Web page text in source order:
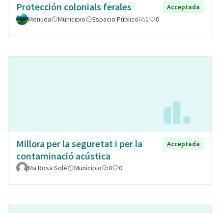
Protección colonials ferales
Acceptada
Menuda
Municipio Espacio Público 1 0
Millora per la seguretat i per la
contaminació acústica
Acceptada
Ma Rosa Solé Municipio 0 0